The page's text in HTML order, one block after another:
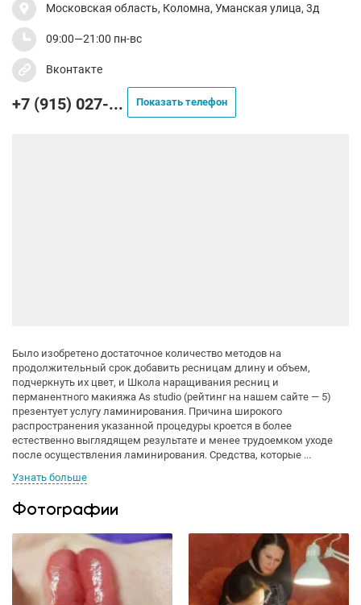
Московская область, Коломна, Уманская улица, 3д
09:00—21:00 пн-вс
Вконтакте
+7 (915) 027-... Показать телефон
Было изобретено достаточное количество методов на
продолжительный срок добавить ресницам длину и объем,
подчеркнуть их цвет, и Школа наращивания ресниц и
перманентного макияжа As studio (рейтинг на нашем сайте — 5)
презентует услугу ламинирования. Причина широкого
распространения указанной процедуры кроется в более
естественно выглядящем результате и менее трудоемком уходе
после осуществления ламинирования. Средства, которые ...
Узнать больше
Фотографии